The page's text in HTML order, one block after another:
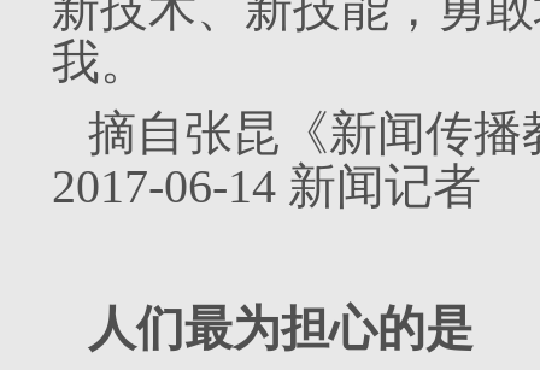
我。
摘自张昆《新闻传
2017-06-14 新闻记者
人们最为担心的是